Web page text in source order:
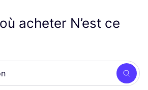
acheter N’est ce